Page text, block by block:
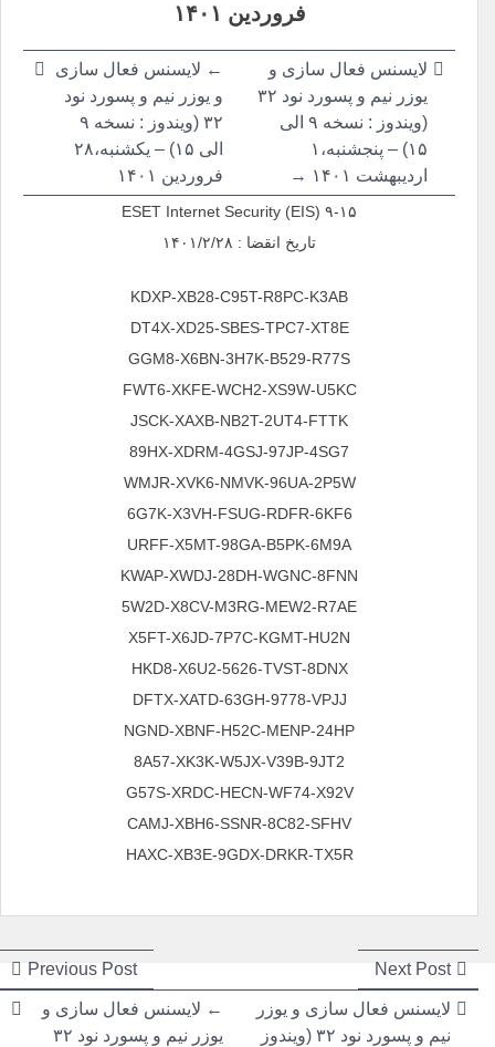
فروردین ۱۴۰۱
← لایسنس فعال سازی
و یوزر نیم و پسورد نود
۳۲ (ویندوز : نسخه ۹
الی ۱۵) – یکشنبه،۲۸
فروردین ۱۴۰۱
لایسنس فعال سازی و
یوزر نیم و پسورد نود ۳۲
(ویندوز : نسخه ۹ الی
۱۵) – پنجشنبه،۱
اردیبهشت ۱۴۰۱ →
ESET Internet Security (EIS) ۹-۱۵
تاریخ انقضا : ۱۴۰۱/۲/۲۸
KDXP-XB28-C95T-R8PC-K3AB
DT4X-XD25-SBES-TPC7-XT8E
GGM8-X6BN-3H7K-B529-R77S
FWT6-XKFE-WCH2-XS9W-U5KC
JSCK-XAXB-NB2T-2UT4-FTTK
89HX-XDRM-4GSJ-97JP-4SG7
WMJR-XVK6-NMVK-96UA-2P5W
6G7K-X3VH-FSUG-RDFR-6KF6
URFF-X5MT-98GA-B5PK-6M9A
KWAP-XWDJ-28DH-WGNC-8FNN
5W2D-X8CV-M3RG-MEW2-R7AE
X5FT-X6JD-7P7C-KGMT-HU2N
HKD8-X6U2-5626-TVST-8DNX
DFTX-XATD-63GH-9778-VPJJ
NGND-XBNF-H52C-MENP-24HP
8A57-XK3K-W5JX-V39B-9JT2
G57S-XRDC-HECN-WF74-X92V
CAMJ-XBH6-SSNR-8C82-SFHV
HAXC-XB3E-9GDX-DRKR-TX5R
راهبری
نوشته
Previous Post Next Post
post:
راهبری
نوشته
← لایسنس فعال سازی و
یوزر نیم و پسورد نود ۳۲
لایسنس فعال سازی و یوزر
نیم و پسورد نود ۳۲ (ویندوز